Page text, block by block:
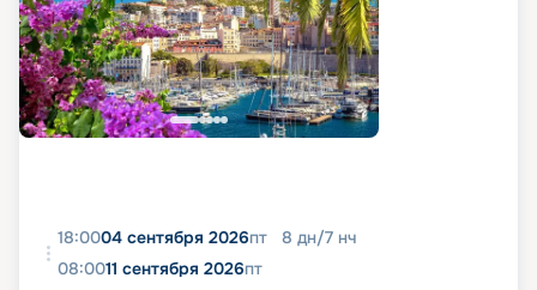
18:0004 сентября 2026пт 8 дн/7 нч
08:0011 сентября 2026пт